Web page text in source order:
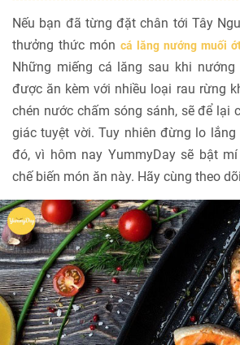
Nếu bạn đã từng đặt chân tới Tây
thưởng thức món cá lăng nướng muối
Những miếng cá lăng sau khi
được ăn kèm với nhiều loại rau rừng
chén nước chấm sóng sánh, sẽ để lại
giác tuyệt vời. Tuy nhiên đừng lo
đó, vì hôm nay YummyDay sẽ bật
chế biến món ăn này. Hãy cùng theo